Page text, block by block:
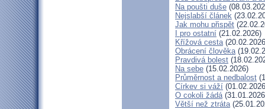
Na poušti duše
Nejslabší článek
Jak mohu přispět
I pro ostatní (21.02.2026)
Křížová cesta
Obrácení člověka
Pravdivá bolest
Na sebe (15.02.2026)
Průměrnost a nedbalost
Církev si váží
O cokoli žádá
Větší než ztráta